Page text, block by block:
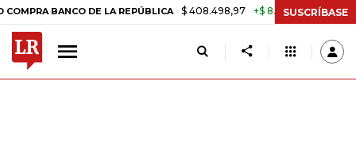
DE LA REPÚBLICA $ 408.498,97 +$ 8.753,81 +2,19% TASA
SUSCRÍBASE